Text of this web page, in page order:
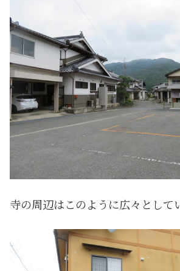
寺の周辺はこのように広々として